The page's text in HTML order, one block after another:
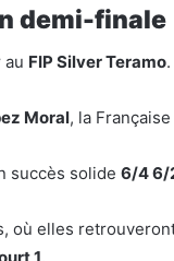
demi-finale
au FIP Silver Teramo.
Moral, la
succès solide 6/4 6/
où elles